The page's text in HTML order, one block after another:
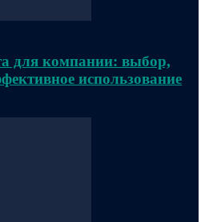
для компании: выбор,
использование